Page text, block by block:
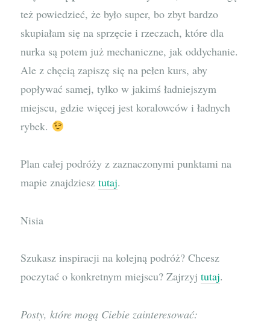
też powiedzieć, że było super, bo zbyt bardzo
skupiałam się na sprzęcie i rzeczach, które dla
nurka są potem już mechaniczne, jak oddychanie.
Ale z chęcią zapiszę się na pełen kurs, aby
popływać samej, tylko w jakimś ładniejszym
miejscu, gdzie więcej jest koralowców i ładnych
rybek.
Plan całej podróży z zaznaczonymi punktami na
mapie znajdziesztutaj.
Nisia
Szukasz inspiracji na kolejną podróż? Chcesz
poczytać o konkretnym miejscu? Zajrzyjtutaj.
Posty, które mogą Ciebie zainteresować: